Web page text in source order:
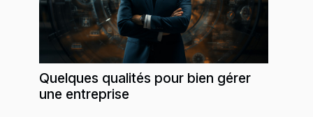
Quelques qualités pour bien gérer
une entreprise